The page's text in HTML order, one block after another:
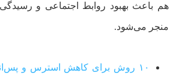
هم باعث بهبود روابط اجتماعی و
منجر می‌شود.
۱۰ روش برای کاهش استرس و